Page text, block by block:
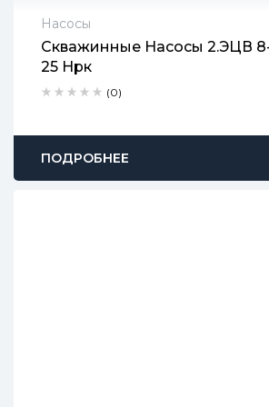
Насосы
Скважинные Насосы 2.ЭЦВ
25 Нрк
(0)
2 года гарантии
Срок доставки: 1-2 рабочих дня
Бесплатный возврат в течение
ПОДРОБНЕЕ